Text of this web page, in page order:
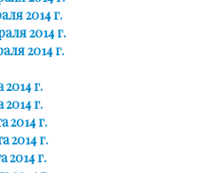
2014 г.
2014 г.
2014 г.
г.
г.
2014 г.
2014 г.
2014 г.